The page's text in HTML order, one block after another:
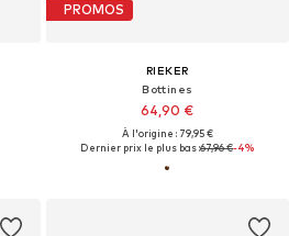
PROMOS
RIEKER
Bottines
64,90 €
À l'origine : 79,95 €
Dernier prix le plus bas :67,96 €-4%